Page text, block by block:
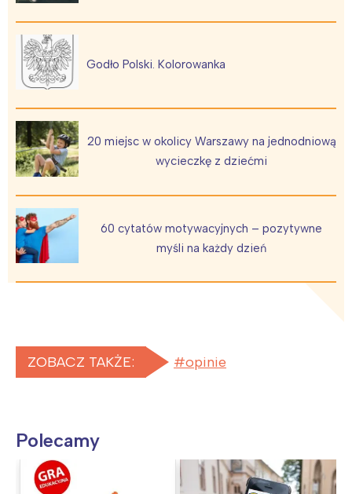
Godło Polski. Kolorowanka
20 miejsc w okolicy Warszawy na jednodniową
wycieczkę z dziećmi
60 cytatów motywacyjnych – pozytywne
myśli na każdy dzień
ZOBACZ TAKŻE: opinie
Polecamy